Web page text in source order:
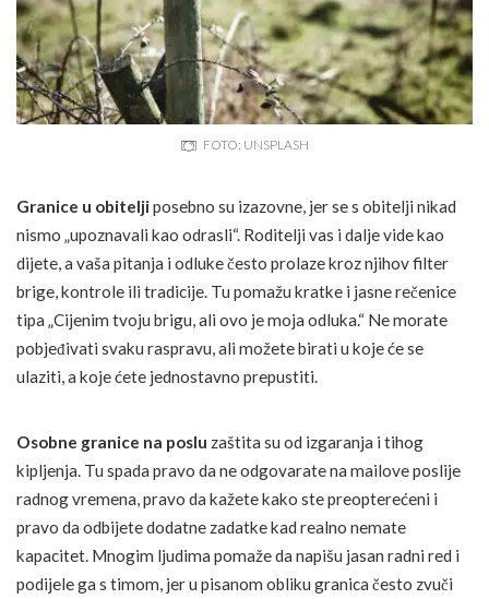
FOTO: UNSPLASH
Granice u obiteljiposebno su izazovne, jer se s obitelji nikad
nismo „upoznavali kao odrasli“. Roditelji vas i dalje vide kao
dijete, a vaša pitanja i odluke često prolaze kroz njihov filter
brige, kontrole ili tradicije. Tu pomažu kratke i jasne rečenice
tipa „Cijenim tvoju brigu, ali ovo je moja odluka.“ Ne morate
pobjeđivati svaku raspravu, ali možete birati u koje će se
ulaziti, a koje ćete jednostavno prepustiti.
Osobne granice na poslu zaštita su od izgaranja i tihog
kipljenja. Tu spada pravo da ne odgovarate na mailove poslije
radnog vremena, pravo da kažete kako ste preopterećeni i
pravo da odbijete dodatne zadatke kad realno nemate
kapacitet. Mnogim ljudima pomaže da napišu jasan radni red i
podijele ga s timom, jer u pisanom obliku granica često zvuči